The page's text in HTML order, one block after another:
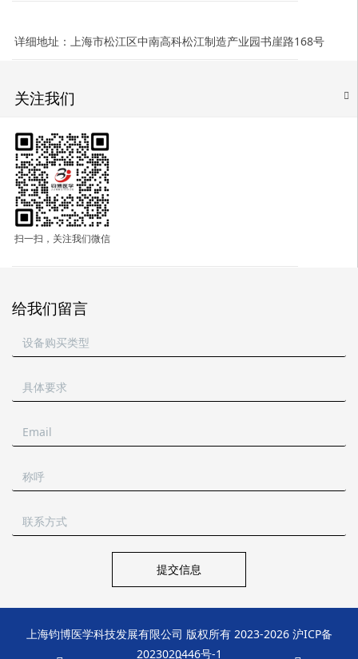
详细地址：上海市松江区中南高科松江制造产业园书崖路168号
关注我们
扫一扫，关注我们微信
给我们留言
提交信息
上海钧博医学科技发展有限公司 版权所有 2023-2026 沪ICP备
2023020446号-1